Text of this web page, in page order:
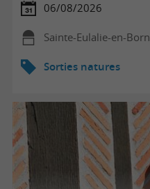
06/08/2026
Sainte-Eulalie-en-Born
Sorties natures